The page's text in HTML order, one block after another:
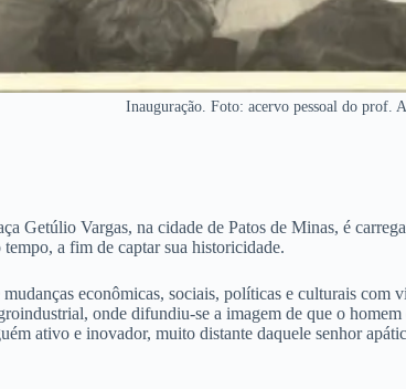
Inauguração. Foto: acervo pessoal do prof.
Getúlio Vargas, na cidade de Patos de Minas, é
a fim de captar sua historicidade.
econômicas, sociais, políticas e culturais com
onde difundiu-se a imagem de que o
ativo e inovador, muito distante daquele senhor